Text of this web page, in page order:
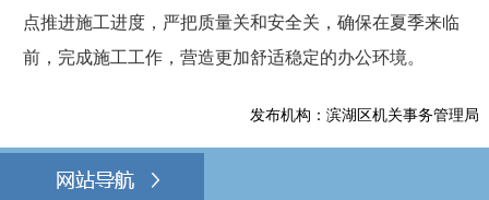
点推进施工进度，严把质量关和安全关，确保在夏季来临
前，完成施工工作，营造更加舒适稳定的办公环境。
发布机构：滨湖区机关事务管理局